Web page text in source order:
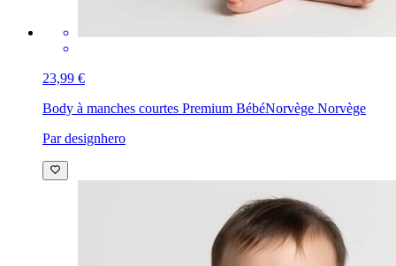
23,99 €
Body à manches courtes Premium BébéNorvège Norvège
Par designhero